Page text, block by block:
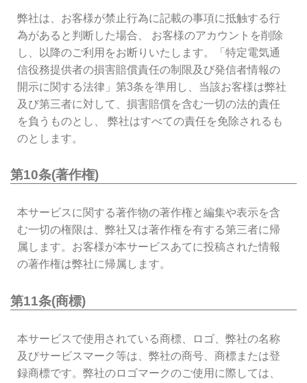
弊社は、お客様が禁止行為に記載の事項に抵触する行
為があると判断した場合、 お客様のアカウントを削除
し、以降のご利用をお断りいたします。「特定電気通
信役務提供者の損害賠償責任の制限及び発信者情報の
開示に関する法律」第3条を準用し、当該お客様は弊社
及び第三者に対して、損害賠償を含む一切の法的責任
を負うものとし、 弊社はすべての責任を免除されるも
のとします。
第10条(著作権)
本サービスに関する著作物の著作権と編集や表示を含
む一切の権限は、弊社又は著作権を有する第三者に帰
属します。お客様が本サービスあてに投稿された情報
の著作権は弊社に帰属します。
第11条(商標)
本サービスで使用されている商標、ロゴ、弊社の名称
及びサービスマーク等は、弊社の商号、商標または登
録商標です。弊社のロゴマークのご使用に際しては、